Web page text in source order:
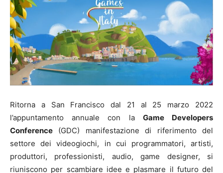
Ritorna a San Francisco dal 21 al 25 marzo 2022
l’appuntamento annuale con la Game Developers
Conference (GDC) manifestazione di riferimento del
settore dei videogiochi, in cui programmatori, artisti,
produttori, professionisti, audio, game designer, si
riuniscono per scambiare idee e plasmare il futuro del